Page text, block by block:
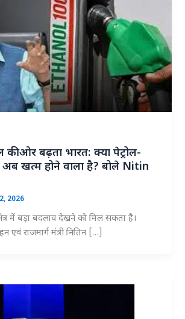
ओर बढ़ता भारत: क्या पेट्रोल-
खत्म होने वाला है? बोले Nitin
2026
में बड़ा बदलाव देखने को मिल सकता है।
एवं राजमार्ग मंत्री नितिन […]